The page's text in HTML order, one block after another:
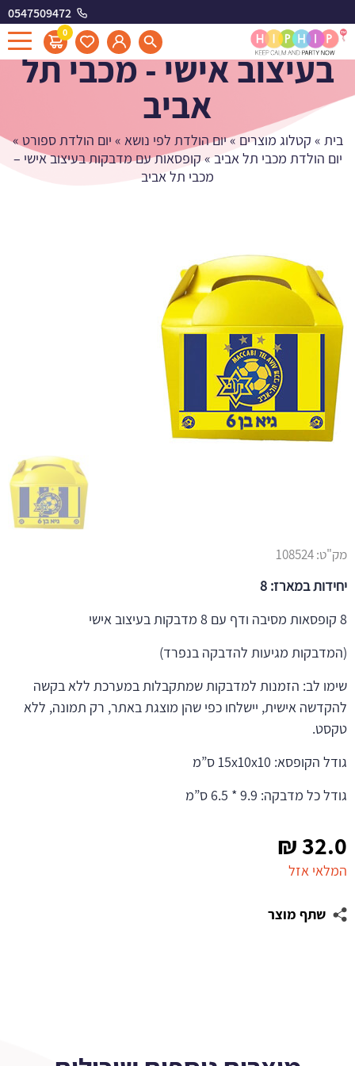
0547509472
0
קופסאות עם מדבקות
בעיצוב אישי - מכבי תל
אביב
בית » קטלוג מוצרים»יום הולדת לפי נושא » יום הולדת ספורט »
יום הולדת מכבי תל אביב » קופסאות עם מדבקות בעיצוב אישי –
מכבי תל אביב
32.0
₪
המלאי אזל
שתף מוצר
מק"ט:108524
יחידות במארז: 8
8 קופסאות מסיבה ודף עם 8 מדבקות בעיצוב אישי
(המדבקות מגיעות להדבקה בנפרד)
שימו לב: הזמנות למדבקות שמתקבלות במערכת ללא בקשה
להקדשה אישית, יישלחו כפי שהן מוצגת באתר, רק תמונה, ללא
טקסט.
גודל הקופסא: 15x10x10 ס”מ
גודל כל מדבקה: 9.9 * 6.5 ס”מ